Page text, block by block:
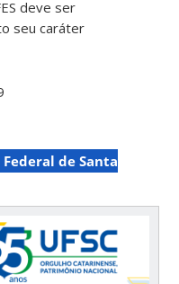
deve ser
seu caráter
de Santa